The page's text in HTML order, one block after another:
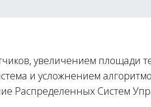
увеличением площади
и усложнением
Распределенных Систем